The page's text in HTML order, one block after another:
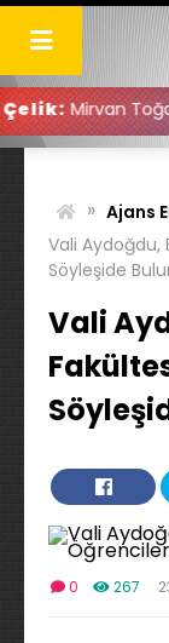
Skip
content
Toğal a
» Ajans
Vali Aydoğdu,
Söyleşide
Vali
0 267